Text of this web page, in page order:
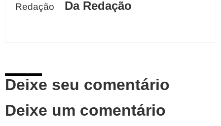
Da Redação
Deixe seu comentário
Deixe um comentário